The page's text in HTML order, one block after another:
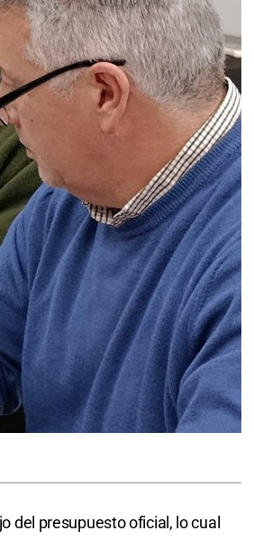
del presupuesto oficial, lo cual